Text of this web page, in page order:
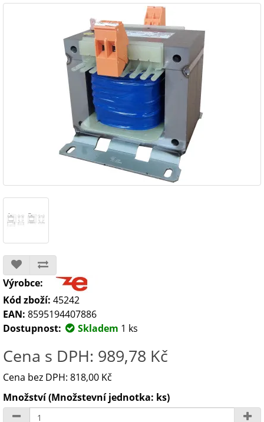
Výrobce:
Kód zboží: 45242
EAN: 8595194407886
Dostupnost:
Skladem 1 ks
Cena s DPH: 989,78 Kč
Cena bez DPH: 818,00 Kč
Množství (Množstevní jednotka: ks)